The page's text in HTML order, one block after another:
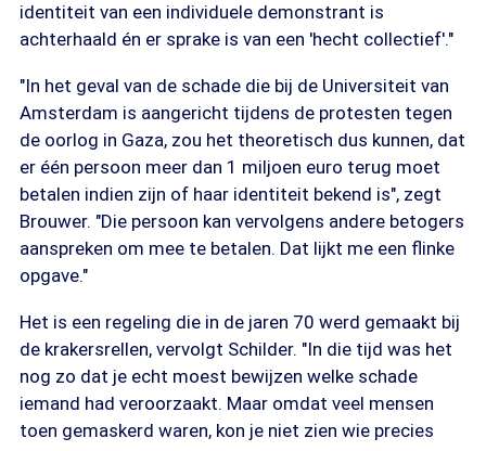
identiteit van een individuele demonstrant is
achterhaald én er sprake is van een 'hecht collectief'."
"In het geval van de schade die bij de Universiteit van
Amsterdam is aangericht tijdens de protesten tegen
de oorlog in Gaza, zou het theoretisch dus kunnen, dat
er één persoon meer dan 1 miljoen euro terug moet
betalen indien zijn of haar identiteit bekend is", zegt
Brouwer. "Die persoon kan vervolgens andere betogers
aanspreken om mee te betalen. Dat lijkt me een flinke
opgave."
Het is een regeling die in de jaren 70 werd gemaakt bij
de krakersrellen, vervolgt Schilder. "In die tijd was het
nog zo dat je echt moest bewijzen welke schade
iemand had veroorzaakt. Maar omdat veel mensen
toen gemaskerd waren, kon je niet zien wie precies